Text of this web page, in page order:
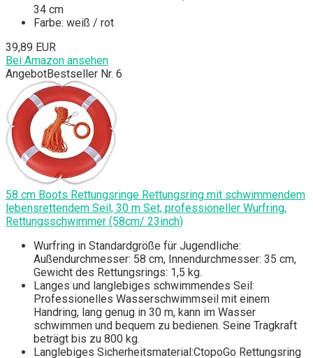
34 cm
Farbe: weiß / rot
39,89 EUR
Bei Amazon ansehen
AngebotBestseller Nr. 6
58 cm Boots Rettungsringe Rettungsring mit schwimmendem
lebensrettendem Seil, 30 m Set, professioneller Wurfring,
Rettungsschwimmer (58cm/ 23inch)
Wurfring in Standardgröße für Jugendliche:
Außendurchmesser: 58 cm, Innendurchmesser: 35 cm,
Gewicht des Rettungsrings: 1,5 kg.
Langes und langlebiges schwimmendes Seil:
Professionelles Wasserschwimmseil mit einem
Handring, lang genug in 30 m, kann im Wasser
schwimmen und bequem zu bedienen. Seine Tragkraft
beträgt bis zu 800 kg.
Langlebiges Sicherheitsmaterial:CtopoGo Rettungsring